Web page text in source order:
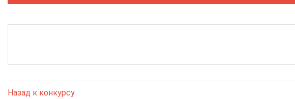
Назад к конкурсу